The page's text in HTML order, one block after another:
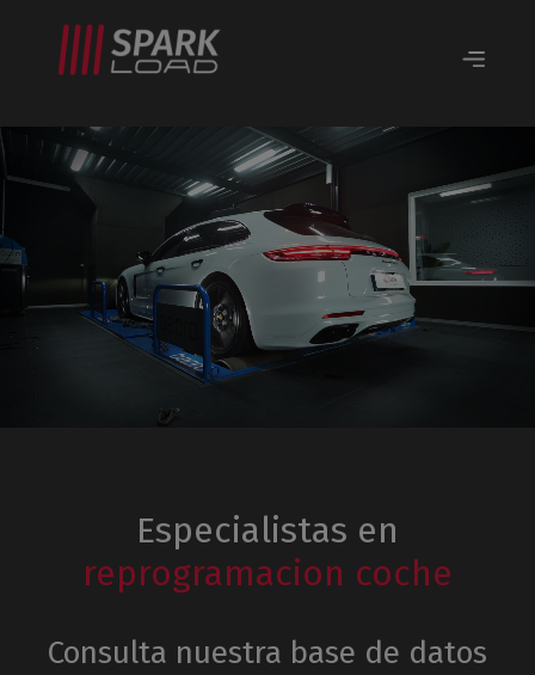
Especialistas en
reprogramacion coche
Consulta nuestra base de datos